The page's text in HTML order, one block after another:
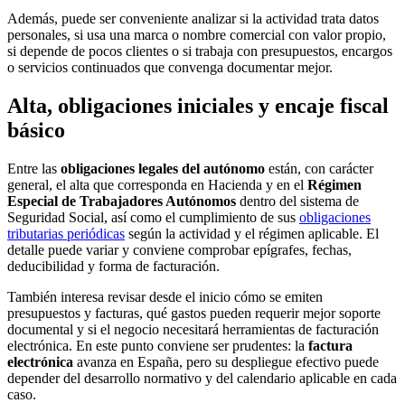
Además, puede ser conveniente analizar si la actividad trata datos
personales, si usa una marca o nombre comercial con valor propio,
si depende de pocos clientes o si trabaja con presupuestos, encargos
o servicios continuados que convenga documentar mejor.
Alta, obligaciones iniciales y encaje fiscal
básico
Entre las obligaciones legales del autónomo están, con carácter
general, el alta que corresponda en Hacienda y en el Régimen
Especial de Trabajadores Autónomos dentro del sistema de
Seguridad Social, así como el cumplimiento de sus obligaciones
tributarias periódicas según la actividad y el régimen aplicable. El
detalle puede variar y conviene comprobar epígrafes, fechas,
deducibilidad y forma de facturación.
También interesa revisar desde el inicio cómo se emiten
presupuestos y facturas, qué gastos pueden requerir mejor soporte
documental y si el negocio necesitará herramientas de facturación
electrónica. En este punto conviene ser prudentes: la factura
electrónica avanza en España, pero su despliegue efectivo puede
depender del desarrollo normativo y del calendario aplicable en cada
caso.